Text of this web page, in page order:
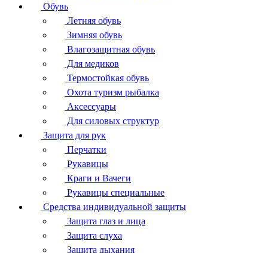
Обувь
Летняя обувь
Зимняя обувь
Влагозащитная обувь
Для медиков
Термостойкая обувь
Охота туризм рыбалка
Аксессуары
Для силовых структур
Защита для рук
Перчатки
Рукавицы
Краги и Вачеги
Рукавицы специальные
Средства индивидуальной защиты
Защита глаз и лица
Защита слуха
Защита дыхания